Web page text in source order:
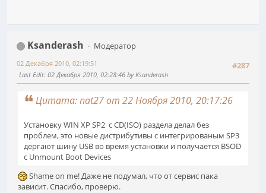
Ksanderash
Модератор
#287
02 Декабря 2010, 02:19:51
Last Edit: 02 Декабря 2010, 02:28:46 by Ksanderash
Цитата: nat27 от 22 Ноября 2010, 20:17:26
Установку WIN XP SP2 с CD(ISO) раздела делал без
проблем, это новые дистрибутивы с интегрированым SP3
дергают шину USB во время установки и получается BSOD
с Unmount Boot Devices
Shame on me! Даже не подумал, что от сервис пака
зависит. Спасибо, проверю.